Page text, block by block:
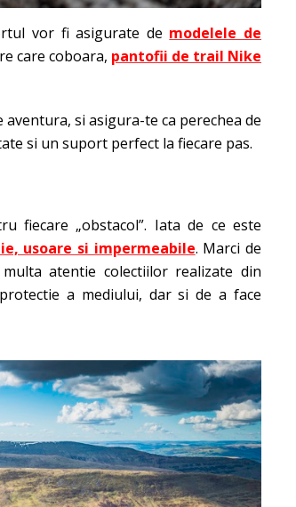
vor fi asigurate de modelele de
care coboara, pantofii de trail Nike
si asigura-te ca perechea de
si un suport perfect la fiecare pas.
fiecare „obstacol”. Iata de ce este
usoare si impermeabile. Marci de
atentie colectiilor realizate din
a mediului, dar si de a face